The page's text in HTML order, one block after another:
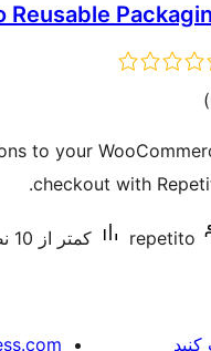
Reusable
مجموع)
to your
checkout with
repetito کمتر از 10 نصب فعال